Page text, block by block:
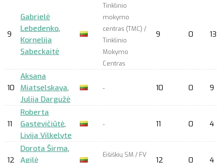
9
Gabrielė
Lebedenko,
Kornelija
Sabeckaitė
Tinklinio
mokymo
centras (TMC) /
Tinklinio
Mokymo
Centras
9 0 13
10
Aksana
Miatselskaya,
Julija Dargužė
- 10 0 9
11
Roberta
Gastevičiūtė,
Livija Vilkelyte
- 11 0 4
12
Dorota Širma,
Agilė
Eišiškių SM / FV
12 0 4